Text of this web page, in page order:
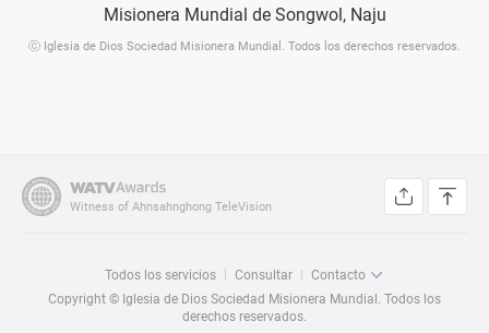
ⓒ Iglesia de Dios Sociedad Misionera Mundial. Todos los derechos reservados.
Witness of Ahnsahnghong TeleVision
Todos los servicios Consultar
Contacto
Copyright © Iglesia de Dios Sociedad Misionera Mundial. Todos los
derechos reservados.